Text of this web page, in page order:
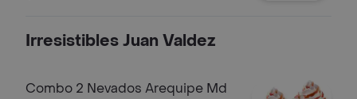
Irresistibles Juan Valdez
Combo 2 Nevados Arequipe Md